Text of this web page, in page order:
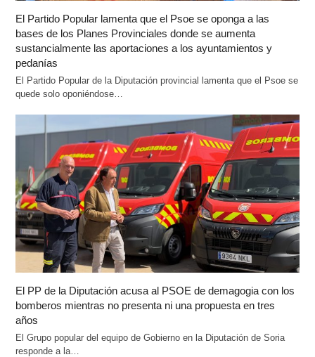
El Partido Popular lamenta que el Psoe se oponga a las
bases de los Planes Provinciales donde se aumenta
sustancialmente las aportaciones a los ayuntamientos y
pedanías
El Partido Popular de la Diputación provincial lamenta que el Psoe se
quede solo oponiéndose…
El PP de la Diputación acusa al PSOE de demagogia con los
bomberos mientras no presenta ni una propuesta en tres
años
El Grupo popular del equipo de Gobierno en la Diputación de Soria
responde a la…